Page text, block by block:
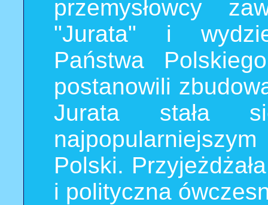
przemysłowcy
"Jurata" i
Państwa
postanowili
Jurata stała
Polski.
i polityczna